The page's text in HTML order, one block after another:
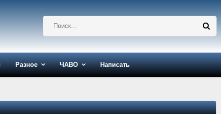
Разное ЧАВО Написать